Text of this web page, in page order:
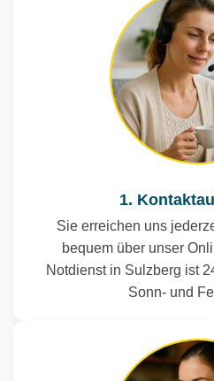
1.
Sie erreichen uns
bequem über unser
Notdienst in Sulzberg ist
Sonn- und